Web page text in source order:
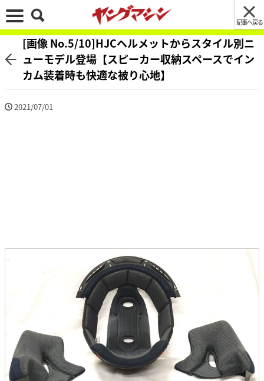
記事へ戻る
[画像 No.5/10]HJCヘルメットからスタイル別ニ
ューモデル登場【スピーカー収納スペースでイン
カム装着時も快適な被り心地】
2021/07/01